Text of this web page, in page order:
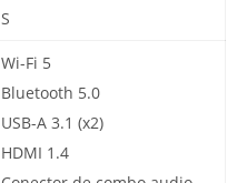
S
Wi-Fi 5
Bluetooth 5.0
USB-A 3.1 (x2)
HDMI 1.4